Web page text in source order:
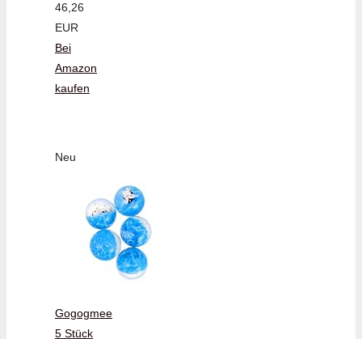
46,26
EUR
Bei
Amazon
kaufen
Neu
Gogogmee
5 Stück